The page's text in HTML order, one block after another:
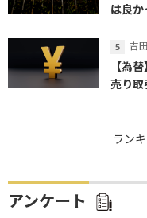
は良
吉
【為
売り取
ラン
アンケート